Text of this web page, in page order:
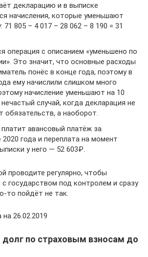
декларацию и в выписке
начисления, которые уменьшают
71 805 – 4 017 – 28 062 – 8 190 = 31
операция с описанием «уменьшено по
Это значит, что основные расходы
понёс в конце года, поэтому в
ему начислили слишком много
начисление уменьшают на 10
случай, когда декларация не
обязательств, а наоборот.
авансовый платёж за
2020 года и переплата на момент
у него — 52 603₽.
проводите регулярно, чтобы
государством под контролем и сразу
то пойдёт не так.
26.02.2019
долг по страховым взносам до